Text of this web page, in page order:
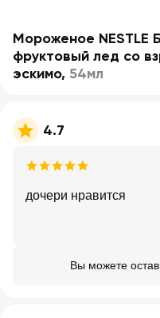
Мороженое NESTLE
фруктовый лед со
эскимо, 54мл
4.7
дочери нравится
Вы можете